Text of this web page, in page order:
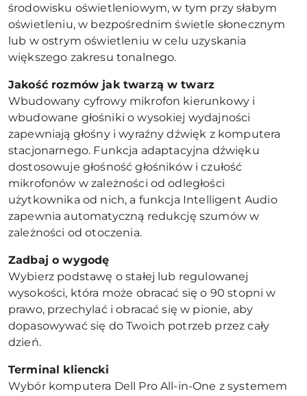
środowisku oświetleniowym, w tym przy słabym
oświetleniu, w bezpośrednim świetle słonecznym
lub w ostrym oświetleniu w celu uzyskania
większego zakresu tonalnego.
Jakość rozmów jak twarzą w twarz
Wbudowany cyfrowy mikrofon kierunkowy i
wbudowane głośniki o wysokiej wydajności
zapewniają głośny i wyraźny dźwięk z komputera
stacjonarnego. Funkcja adaptacyjna dźwięku
dostosowuje głośność głośników i czułość
mikrofonów w zależności od odległości
użytkownika od nich, a funkcja Intelligent Audio
zapewnia automatyczną redukcję szumów w
zależności od otoczenia.
Zadbaj o wygodę
Wybierz podstawę o stałej lub regulowanej
wysokości, która może obracać się o 90 stopni w
prawo, przechylać i obracać się w pionie, aby
dopasowywać się do Twoich potrzeb przez cały
dzień.
Terminal kliencki
Wybór komputera Dell Pro All-in-One z systemem